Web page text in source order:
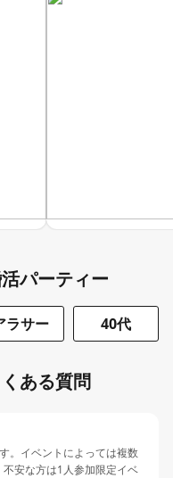
パーティー
ラサー 40代
ある質問
。イベントによっては複数
安な方は1人参加限定イベ